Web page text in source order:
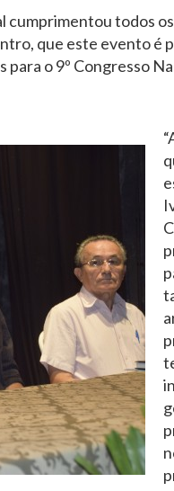
cumprimentou todos
que este evento é
o 9º Congresso